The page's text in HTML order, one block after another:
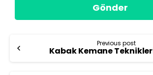
Previous post